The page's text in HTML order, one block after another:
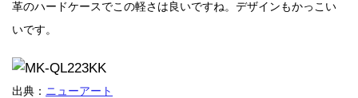
革のハードケースでこの軽さは良いですね。デザインもかっこい
いです。
出典： ニューアート